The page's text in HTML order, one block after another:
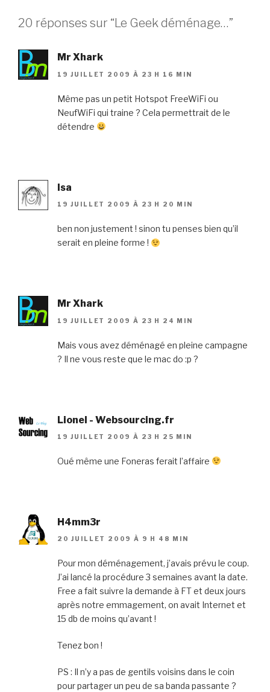
20 réponses sur “Le Geek déménage…”
Mr Xhark
19 JUILLET 2009 À 23 H 16 MIN
Même pas un petit Hotspot FreeWiFi ou
NeufWiFi qui traine ? Cela permettrait de le
détendre
Isa
19 JUILLET 2009 À 23 H 20 MIN
ben non justement ! sinon tu penses bien qu’il
serait en pleine forme !
Mr Xhark
19 JUILLET 2009 À 23 H 24 MIN
Mais vous avez déménagé en pleine campagne
? Il ne vous reste que le mac do :p ?
Lionel - Websourcing.fr
19 JUILLET 2009 À 23 H 25 MIN
Oué même une Foneras ferait l’affaire
H4mm3r
20 JUILLET 2009 À 9 H 48 MIN
Pour mon déménagement, j’avais prévu le coup.
J’ai lancé la procédure 3 semaines avant la date.
Free a fait suivre la demande à FT et deux jours
après notre emmagement, on avait Internet et
15 db de moins qu’avant !
Tenez bon !
PS : Il n’y a pas de gentils voisins dans le coin
pour partager un peu de sa banda passante ?